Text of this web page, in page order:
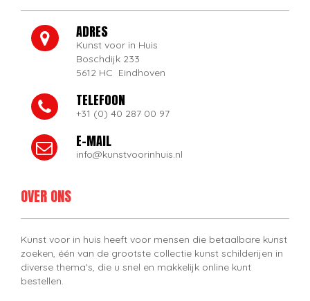
ADRES
Kunst voor in Huis
Boschdijk 233
5612 HC Eindhoven
TELEFOON
+31 (0) 40 287 00 97
E-MAIL
info@kunstvoorinhuis.nl
OVER ONS
Kunst voor in huis heeft voor mensen die betaalbare kunst
zoeken, één van de grootste collectie kunst schilderijen in
diverse thema's, die u snel en makkelijk online kunt
bestellen.